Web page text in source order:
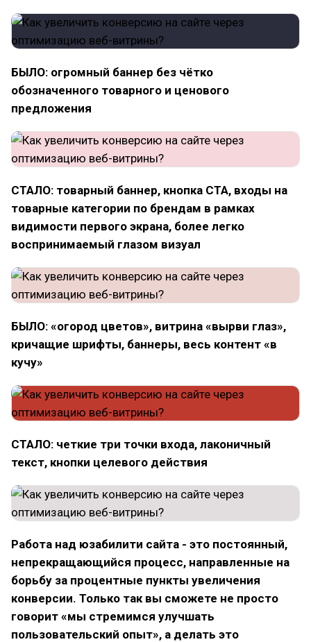
БЫЛО: огромный баннер без чётко
обозначенного товарного и ценового
предложения
СТАЛО: товарный баннер, кнопка CTA, входы на
товарные категории по брендам в рамках
видимости первого экрана, более легко
воспринимаемый глазом визуал
БЫЛО: «огород цветов», витрина «вырви глаз»,
кричащие шрифты, баннеры, весь контент «в
кучу»
СТАЛО: четкие три точки входа, лаконичный
текст, кнопки целевого действия
Работа над юзабилити сайта - это постоянный,
непрекращающийся процесс, направленные на
борьбу за процентные пункты увеличения
конверсии. Только так вы сможете не просто
говорит «мы стремимся улучшать
пользовательский опыт», а делать это